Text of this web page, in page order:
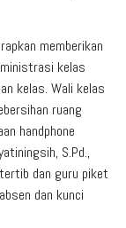
memberikan
kelas
kelas. Wali kelas
ruang
handphone
S.Pd.,
dan guru piket
dan kunci